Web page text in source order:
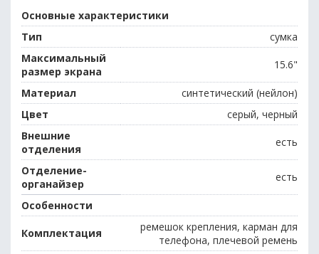
Основные характеристики
Тип
сумка
Максимальный
размер экрана
15.6"
Материал
синтетический (нейлон)
Цвет
серый, черный
Внешние
отделения
есть
Отделение-
органайзер
есть
Особенности
Комплектация
ремешок крепления, карман для
телефона, плечевой ремень